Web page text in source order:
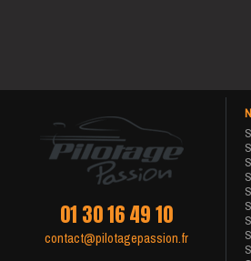
01 30 16 49 10
contact@pilotagepassion.fr